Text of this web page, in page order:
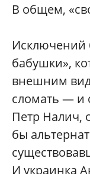
В общем,
Исключений
бабушки»,
внешним
сломать — и
Петр Налич,
бы
И украинка